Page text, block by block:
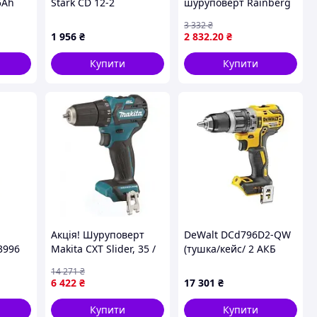
1 956 ₴
Купити
2 832.20 ₴
3 332₴
Купити
(10)
Акція! Шуруповерт
Makita CXT Slider, 35 /
(DF332DZ) - За кращою
ціною!
6 422 ₴
14 271₴
Купити
DeWalt DCd796D2-QW
(тушка/кейс/ 2 АКБ
17 301 ₴
Купити